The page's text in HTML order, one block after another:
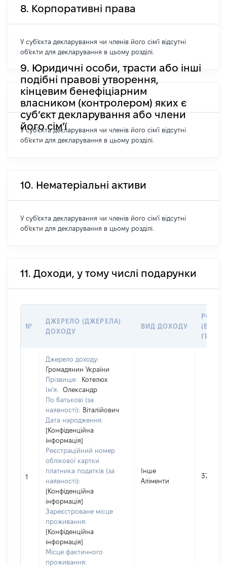
8. Корпоративні права
У суб'єкта декларування чи членів його сім'ї відсутні
об'єкти для декларування в цьому розділі.
9. Юридичні особи, трасти або інші
подібні правові утворення,
кінцевим бенефіціарним
власником (контролером) яких є
суб’єкт декларування або члени
його сім'ї
У суб'єкта декларування чи членів його сім'ї відсутні
об'єкти для декларування в цьому розділі.
10. Нематеріальні активи
У суб'єкта декларування чи членів його сім'ї відсутні
об'єкти для декларування в цьому розділі.
11. Доходи, у тому числі подарунки
№
ДЖЕРЕЛО (ДЖЕРЕЛА)
ДОХОДУ
ВИД ДОХОДУ
ГРН
1
Джерело доходу:
Громадянин України
Прізвище:
Котелюх
Ім'я:
Олександр
По батькові (за
наявності): Віталійович
Дата народження:
[Конфіденційна
інформація]
Реєстраційний номер
облікової картки
платника податків (за
наявності):
[Конфіденційна
інформація]
Зареєстроване місце
проживання:
[Конфіденційна
інформація]
Місце фактичного
проживання:
Інше
Аліменти
37060